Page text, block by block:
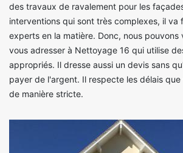
des travaux de ravalement pour les
interventions qui sont très complexes, il va
experts en la matière. Donc, nous pouvons
vous adresser à Nettoyage 16 qui utilise
appropriés. Il dresse aussi un devis sans
payer de l'argent. Il respecte les délais
de manière stricte.